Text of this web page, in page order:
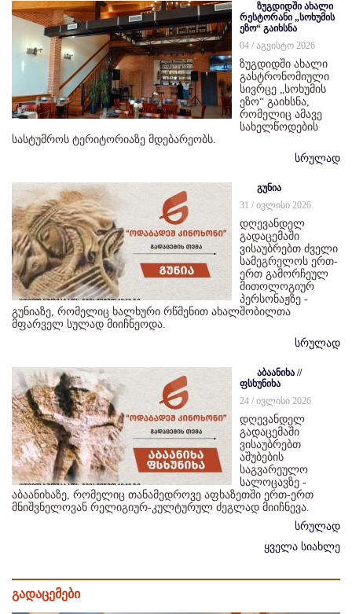
ზუგდიდში ახალი
რესტორანი „სოხუმის
ეზო“ გაიხსნა
04 / აგვისტო 2026
ზუგდიდში ახალი
გასტრონომიული
სივრცე „სოხუმის
ეზო“ გაიხსნა,
რომელიც ამავე
სახელწოდების
სასტუმროს ტერიტორიაზე მდებარეობს.
სრულად
გუნია
31 / ივლისი 2026
დღევანდელ
გადაცემაში
ვისაუბრებთ ძველი
სამეგრელოს ერთ-
ერთ გამორჩეულ
მითოლოგიურ
პერსონაჟზე -
გუნიაზე, რომელიც ხალხური რწმენით ახალშობილთა
მფარველ სულად მიიჩნეოდა.
სრულად
აბაანიხა //
ფსხუნიხა
24 / ივლისი 2026
დღევანდელ
გადაცემაში
ვისაუბრებთ
აშუბების
საგვარეულო
სალოცავზე -
აბაანიხაზე, რომელიც თანამედროვე აფხაზეთში ერთ-ერთ
მნიშვნელოვან რელიგიურ-კულტურულ ძეგლად მიიჩნევა.
სრულად
ყველა სიახლე
გადაცემები